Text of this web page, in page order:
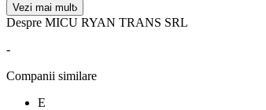
Vezi mai mult
Despre MICU RYAN TRANS SRL
-
Companii similare
E